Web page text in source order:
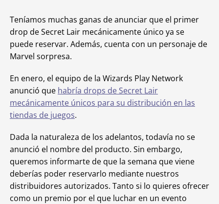
Teníamos muchas ganas de anunciar que el primer
drop de Secret Lair mecánicamente único ya se
puede reservar. Además, cuenta con un personaje de
Marvel sorpresa.
En enero, el equipo de la Wizards Play Network
anunció que habría drops de Secret Lair
mecánicamente únicos para su distribución en las
tiendas de juegos.
Dada la naturaleza de los adelantos, todavía no se
anunció el nombre del producto. Sin embargo,
queremos informarte de que la semana que viene
deberías poder reservarlo mediante nuestros
distribuidores autorizados. Tanto si lo quieres ofrecer
como un premio por el que luchar en un evento